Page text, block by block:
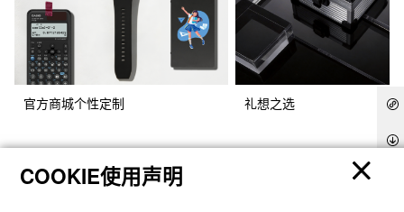
官方商城个性定制 礼想之选
COOKIE使用声明